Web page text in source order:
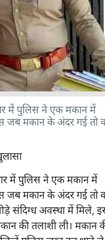
में पुलिस ने एक मकान में
जब मकान के अंदर गई तो
में पुलिस ने एक मकान में
जब मकान के अंदर गई तो
संदिग्ध अवस्था में मिले,
की तलाशी ली। मकान